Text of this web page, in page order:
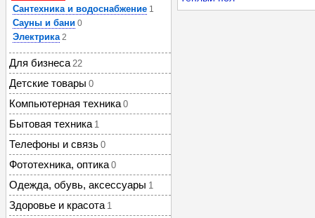
Сантехника и водоснабжение 1
Сауны и бани 0
Электрика 2
Для бизнеса 22
Детские товары 0
Компьютерная техника 0
Бытовая техника 1
Телефоны и связь 0
Фототехника, оптика 0
Одежда, обувь, аксессуары 1
Здоровье и красота 1